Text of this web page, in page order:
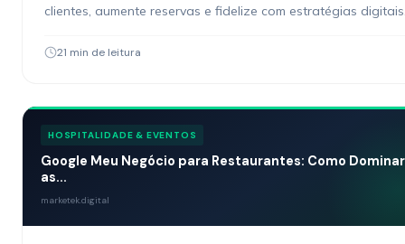
clientes, aumente reservas e fidelize com estratégias digitais
21 min de leitura
HOSPITALIDADE & EVENTOS
Google Meu Negócio para Restaurantes: Como Dominar
as...
marketek.digital